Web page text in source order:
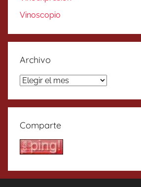
Vinoscopio
Archivo
Archivo
Comparte